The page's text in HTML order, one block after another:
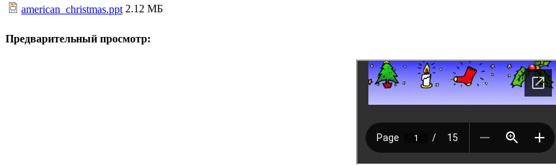
american_christmas.ppt 2.12 МБ
Предварительный просмотр: